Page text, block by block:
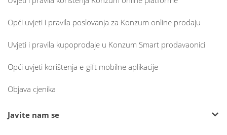
Opći uvjeti i pravila poslovanja za Konzum online prodaju
Uvjeti i pravila kupoprodaje u Konzum Smart prodavaonici
Opći uvjeti korištenja e-gift mobilne aplikacije
Objava cjenika
Javite nam se